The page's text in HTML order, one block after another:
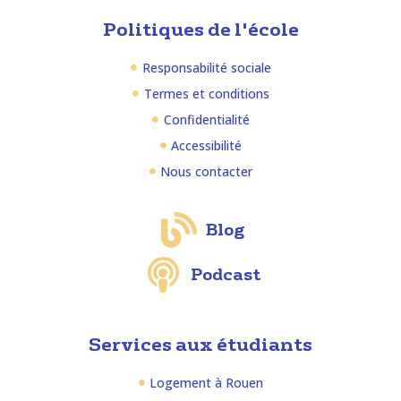
Services aux étudiants
Logement à Rouen
Politiques de l'école
Responsabilité sociale
Termes et conditions
Confidentialité
Accessibilité
Nous contacter
Blog
Podcast